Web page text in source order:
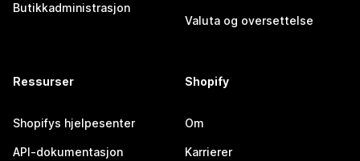
Butikkadministrasjon
Valuta og oversettelse
Ressurser
Shopifys hjelpesenter
API-dokumentasjon
Shopify
Om
Karrierer